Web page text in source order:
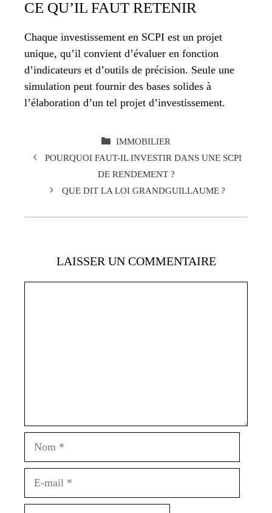
CE QU’IL FAUT RETENIR
Chaque investissement en SCPI est un projet
unique, qu’il convient d’évaluer en fonction
d’indicateurs et d’outils de précision. Seule une
simulation peut fournir des bases solides à
l’élaboration d’un tel projet d’investissement.
CATÉGORIES
IMMOBILIER
POURQUOI FAUT-IL INVESTIR DANS UNE SCPI
DE RENDEMENT ?
QUE DIT LA LOI GRANDGUILLAUME ?
LAISSER UN COMMENTAIRE